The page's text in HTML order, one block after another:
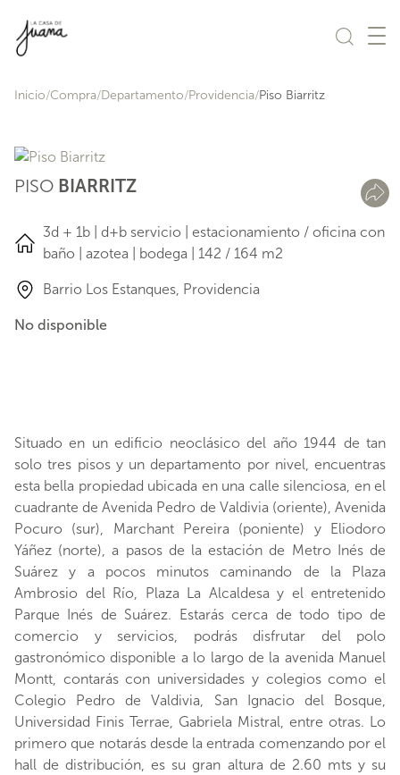
Inicio Compra Departamento Providencia Piso Biarritz
PISO BIARRITZ
3d + 1b | d+b servicio | estacionamiento / oficina con
baño | azotea | bodega | 142 / 164 m2
Barrio Los Estanques, Providencia
No disponible
Situado en un edificio neoclásico del año 1944 de tan
solo tres pisos y un departamento por nivel, encuentras
esta bella propiedad ubicada en una calle silenciosa, en el
cuadrante de Avenida Pedro de Valdivia (oriente), Avenida
Pocuro (sur), Marchant Pereira (poniente) y Eliodoro
Yáñez (norte), a pasos de la estación de Metro Inés de
Suárez y a pocos minutos caminando de la Plaza
Ambrosio del Río, Plaza La Alcaldesa y el entretenido
Parque Inés de Suárez. Estarás cerca de todo tipo de
comercio y servicios, podrás disfrutar del polo
gastronómico disponible a lo largo de la avenida Manuel
Montt, contarás con universidades y colegios como el
Colegio Pedro de Valdivia, San Ignacio del Bosque,
Universidad Finis Terrae, Gabriela Mistral, entre otras. Lo
primero que notarás desde la entrada comenzando por el
hall de distribución, es su gran altura de 2.60 mts y su